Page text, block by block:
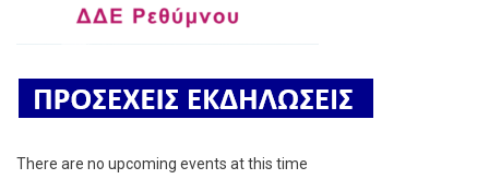
There are no upcoming events at this time